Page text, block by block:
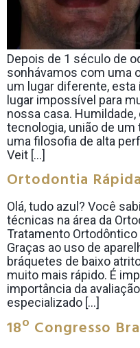
Depois de 1 século de
sonhávamos com uma
um lugar diferente,
lugar impossível para
nossa casa.
tecnologia, união de
uma filosofia de alta
Veit […]
Ortodontia Rápida
Olá, tudo azul? Você
técnicas na área da
Tratamento
Graças ao uso de
bráquetes de baixo
muito mais rápido. É
importância da
especializado […]
18º Congresso